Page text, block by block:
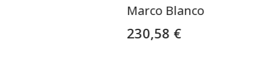
Marco Blanco
230,58 €